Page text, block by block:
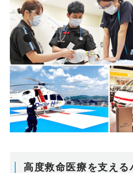
高度救命医療を支える